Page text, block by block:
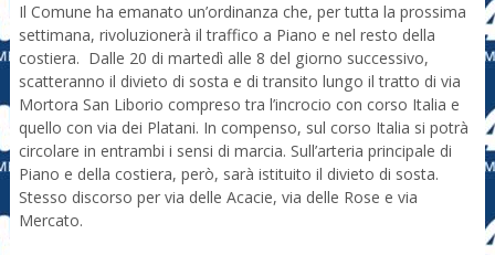
Il Comune ha emanato un’ordinanza che, per tutta la prossima
settimana, rivoluzionerà il traffico a Piano e nel resto della
costiera. Dalle 20 di martedì alle 8 del giorno successivo,
scatteranno il divieto di sosta e di transito lungo il tratto di via
Mortora San Liborio compreso tra l’incrocio con corso Italia e
quello con via dei Platani. In compenso, sul corso Italia si potrà
circolare in entrambi i sensi di marcia. Sull’arteria principale di
Piano e della costiera, però, sarà istituito il divieto di sosta.
Stesso discorso per via delle Acacie, via delle Rose e via
Mercato.